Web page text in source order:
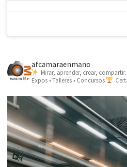
afcamaraenmano
Mirar, aprender, crear, compartir.
Expos • Talleres • Concursos